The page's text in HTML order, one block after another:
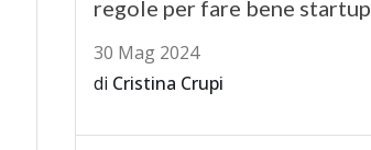
regole per fare bene startup
30 Mag 2024
di Cristina Crupi